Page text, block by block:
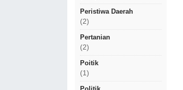
Peristiwa Daerah
(2)
Pertanian
(2)
Poitik
(1)